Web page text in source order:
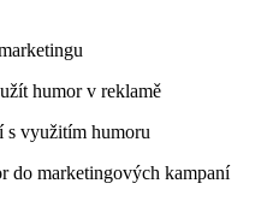
humor v reklamě
s využitím humoru